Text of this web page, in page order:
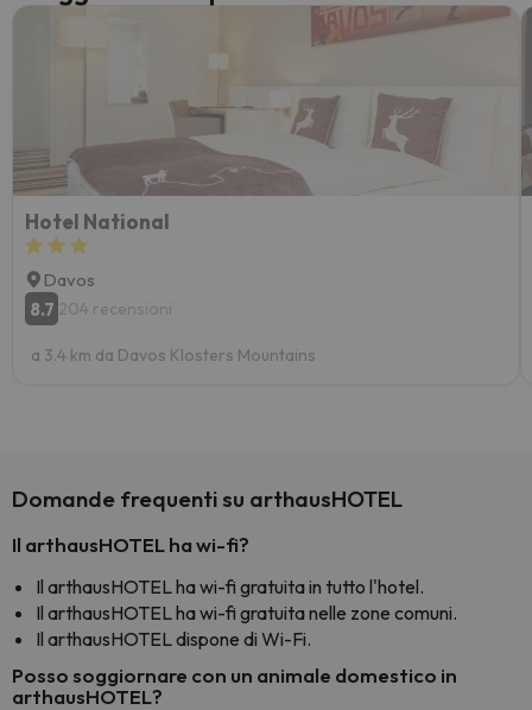
Hotel National
Davos
8.7 204 recensioni
a 3.4 km da Davos Klosters Mountains
Domande frequenti su arthausHOTEL
Il arthausHOTEL ha wi-fi?
Il arthausHOTEL ha wi-fi gratuita in tutto l'hotel.
Il arthausHOTEL ha wi-fi gratuita nelle zone comuni.
Il arthausHOTEL dispone di Wi-Fi.
Posso soggiornare con un animale domestico in
arthausHOTEL?